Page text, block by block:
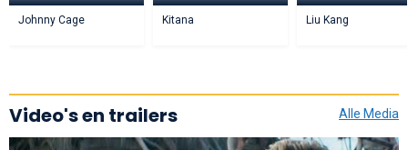
Johnny Cage Kitana Liu Kang
Alle Media
Video's en trailers